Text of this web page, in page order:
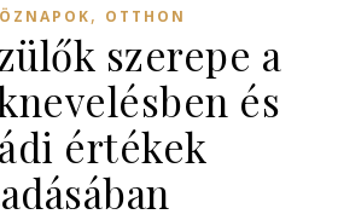
, OTTHON
szerepe a
és
értékek